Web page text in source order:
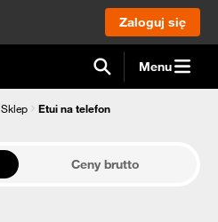
Zaloguj się
Menu
Sklep Etui na telefon
Ceny brutto